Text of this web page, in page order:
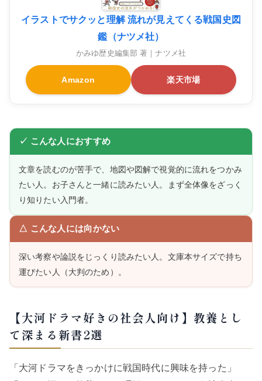
イラストでサクッと理解 流れが見えてくる戦国史図
鑑（ナツメ社）
かみゆ歴史編集部 著｜ナツメ社
Amazon 楽天市場
✓ こんな人におすすめ
文章を読むのが苦手で、地図や図解で視覚的に流れをつかみ
たい人。お子さんと一緒に読みたい人。まず全体像をざっく
り知りたい入門者。
△ こんな人には向かない
深い考察や論説をじっくり読みたい人。文庫本サイズで持ち
運びたい人（大判のため）。
【大河ドラマ好きの社会人向け】教養とし
て深まる新書2選
「大河ドラマをきっかけに戦国時代に興味を持った」